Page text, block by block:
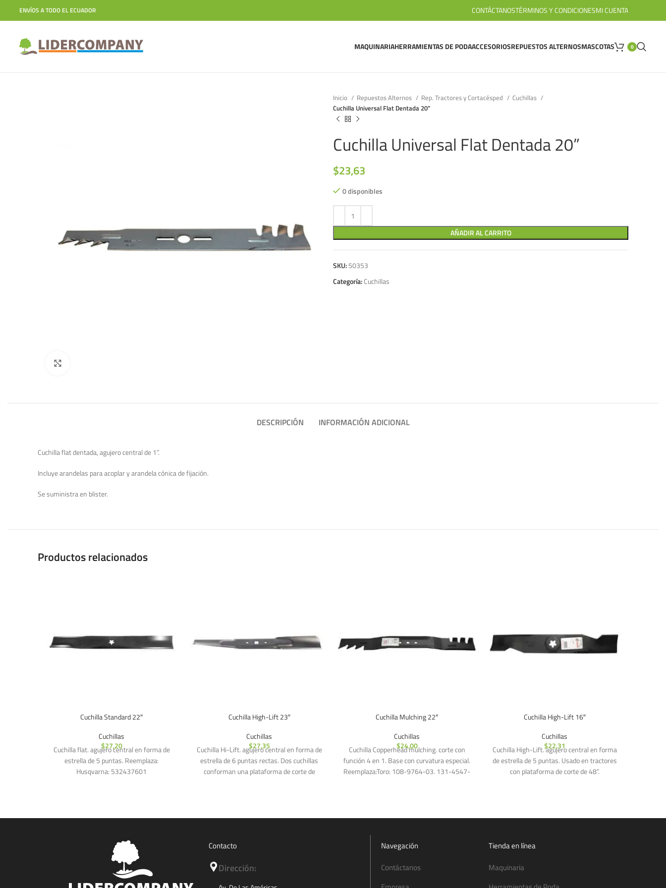
ENVÍOS A TODO EL ECUADOR CONTÁCTANOSTÉRMINOS Y CONDICIONESMI CUENTA
MAQUINARIAHERRAMIENTAS DE PODAACCESORIOSREPUESTOS ALTERNOSMASCOTAS 0
Inicio Repuestos Alternos Rep. Tractores y Cortacésped
Cuchillas
Cuchilla Universal Flat Dentada 20”
Cuchilla Universal Flat Dentada 20”
$23,63
0 disponibles
AÑADIR AL CARRITO
SKU:50353
Categoría:Cuchillas
DESCRIPCIÓN INFORMACIÓN ADICIONAL
Cuchilla flat dentada, agujero central de 1”.
Incluye arandelas para acoplar y arandela cónica de fijación.
Se suministra en blister.
Productos relacionados
Cuchilla Standard 22″
Cuchillas
$27,20
Cuchilla flat. agujero central en forma de
estrella de 5 puntas. Reemplaza:
Husqvarna: 532437601
Cuchilla High-Lift 23″
Cuchillas
$27,35
Cuchilla Hi-Lift. agujero central en forma de
estrella de 6 puntas rectas. Dos cuchillas
conforman una plataforma de corte de
Cuchilla Mulching 22″
Cuchillas
$24,00
Cuchilla Copperhead mulching. corte con
función 4 en 1. Base con curvatura especial.
Reemplaza:Toro: 108-9764-03. 131-4547-
Cuchilla High-Lift 16″
Cuchillas
$22,31
Cuchilla High-Lift. agujero central en forma
de estrella de 5 puntas. Usado en tractores
con plataforma de corte de 48”.
Contacto
Dirección:
Navegación
Contáctanos
Tienda en línea
Maquinaria